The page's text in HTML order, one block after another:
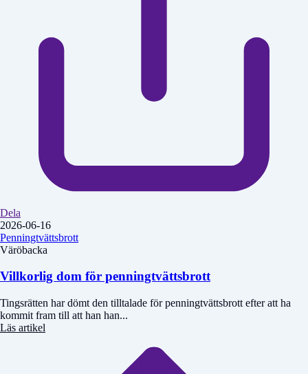
Dela
2026-06-16
Penningtvättsbrott
Väröbacka
Villkorlig dom för penningtvättsbrott
Tingsrätten har dömt den tilltalade för penningtvättsbrott efter att ha
kommit fram till att han han...
Läs artikel